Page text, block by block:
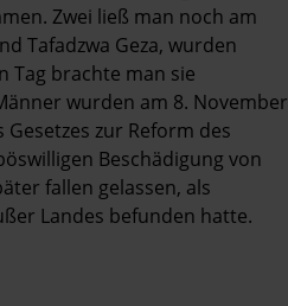
Zwei ließ man noch am
Tafadzwa Geza, wurden
Tag brachte man sie
wurden am 8. November
zur Reform des
Beschädigung von
fallen gelassen, als
Landes befunden hatte.